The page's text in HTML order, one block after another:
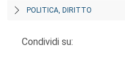
POLITICA, DIRITTO
Condividi su: